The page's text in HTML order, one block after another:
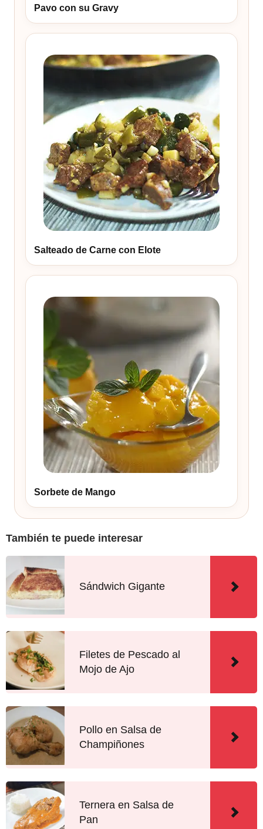
Pavo con su Gravy
Salteado de Carne con Elote
Sorbete de Mango
También te puede interesar
Sándwich Gigante
Filetes de Pescado al
Mojo de Ajo
Pollo en Salsa de
Champiñones
Ternera en Salsa de
Pan